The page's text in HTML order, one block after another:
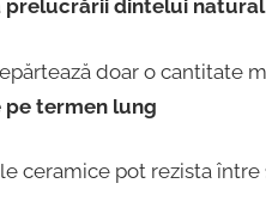
prelucrării dintelui natural
doar o cantitate
termen lung
ceramice pot rezista între